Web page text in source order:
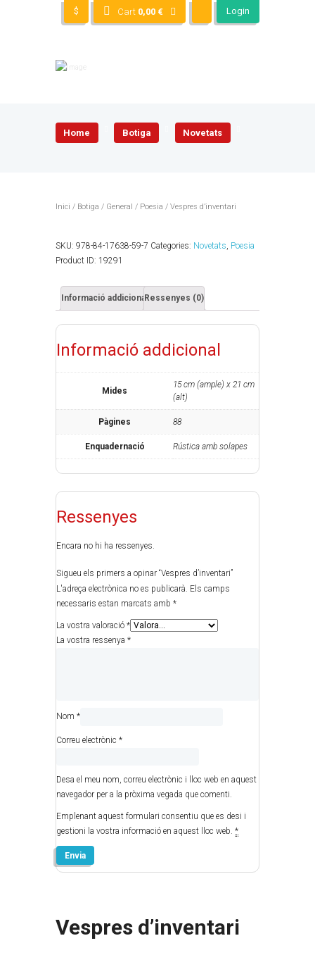
$ Cart 0,00 € Login
Home Botiga Novetats
Inici / Botiga / General / Poesia / Vespres d’inventari
SKU: 978-84-17638-59-7 Categories: Novetats, Poesia
Product ID: 19291
Informació addicionalRessenyes (0)
Informació addicional
Mides
15 cm (ample) x 21 cm
(alt)
Pàgines 88
Enquadernació Rústica amb solapes
Ressenyes
Encara no hi ha ressenyes.
Sigueu els primers a opinar “Vespres d’inventari”
L'adreça electrònica no es publicarà. Els camps
necessaris estan marcats amb *
La vostra valoració *
La vostra ressenya *
Nom *
Correu electrònic *
Desa el meu nom, correu electrònic i lloc web en aquest
navegador per a la pròxima vegada que comenti.
Emplenant aquest formulari consentiu que es desi i
gestioni la vostra informació en aquest lloc web. *
Vespres d’inventari